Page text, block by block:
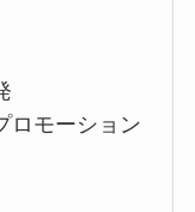
ロモーション